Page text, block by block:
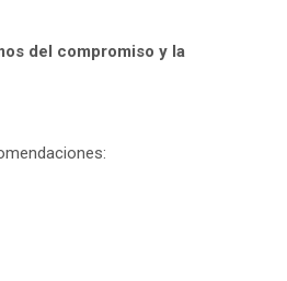
del compromiso y la